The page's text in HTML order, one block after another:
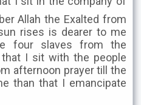
Allah the Exalted from
rises is dearer to me
four slaves from the
I sit with the people
afternoon prayer till the
than that I emancipate